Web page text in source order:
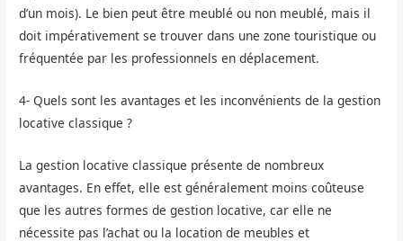
d’un mois). Le bien peut être meublé ou non meublé, mais il
doit impérativement se trouver dans une zone touristique ou
fréquentée par les professionnels en déplacement.
4- Quels sont les avantages et les inconvénients de la gestion
locative classique ?
La gestion locative classique présente de nombreux
avantages. En effet, elle est généralement moins coûteuse
que les autres formes de gestion locative, car elle ne
nécessite pas l’achat ou la location de meubles et